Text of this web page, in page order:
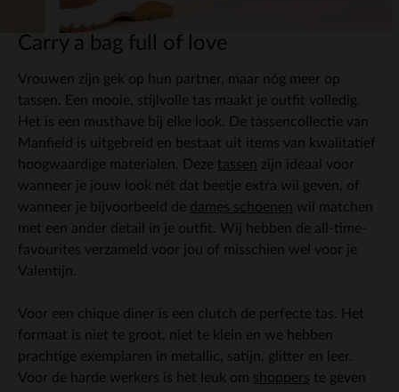
Carry a bag full of love
Vrouwen zijn gek op hun partner, maar nóg meer op
tassen. Een mooie, stijlvolle tas maakt je outfit volledig.
Het is een musthave bij elke look. De tassencollectie van
Manfield is uitgebreid en bestaat uit items van kwalitatief
hoogwaardige materialen. Deze tassen zijn ideaal voor
wanneer je jouw look nét dat beetje extra wil geven, of
wanneer je bijvoorbeeld de dames schoenen wil matchen
met een ander detail in je outfit. Wij hebben de all-time-
favourites verzameld voor jou of misschien wel voor je
Valentijn.
Voor een chique diner is een clutch de perfecte tas. Het
formaat is niet te groot, niet te klein en we hebben
prachtige exemplaren in metallic, satijn, glitter en leer.
Voor de harde werkers is het leuk om shoppers te geven